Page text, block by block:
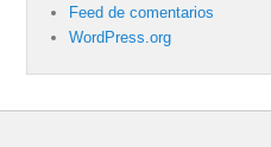
Feed de comentarios
WordPress.org